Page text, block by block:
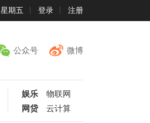
星期五 登录 注册
公众号 微博
娱乐
物联网
网贷
云计算